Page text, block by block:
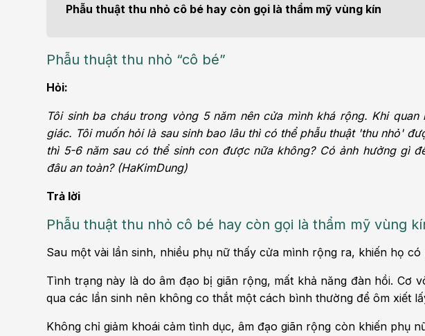
Bệnh học Ung bướu
Cấp cứu - Hồi sức tích
cực
chức năng
Chấn thương chỉnh hình
Phẫu thuật thu nhỏ cô bé hay còn gọi là thẩm mỹ vùng kín
Phẫu thuật thu nhỏ “cô bé”
Hỏi:
Tôi sinh ba cháu trong vòng 5 năm nên cửa mình khá rộng. Khi
giác. Tôi muốn hỏi là sau sinh bao lâu thì có thể phẫu thuật 'thu nhỏ'
thì 5-6 năm sau có thể sinh con được nữa không? Có ảnh hưởng gì
đâu an toàn? (HaKimDung)
Trả lời
Phẫu thuật thu nhỏ cô bé hay còn gọi là thẩm mỹ vùng
Sau một vài lần sinh, nhiều phụ nữ thấy cửa mình rộng ra, khiến họ
Tình trạng này là do âm đạo bị giãn rộng, mất khả năng đàn hồi. Cơ
qua các lần sinh nên không co thắt một cách bình thường để ôm xiết
Không chỉ giảm khoái cảm tình dục, âm đạo giãn rộng còn khiến phụ